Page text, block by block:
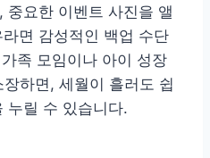
중요한 이벤트 사진을 앨
면 감성적인 백업 수단
족 모임이나 아이 성장
하면, 세월이 흘러도 쉽
누릴 수 있습니다.